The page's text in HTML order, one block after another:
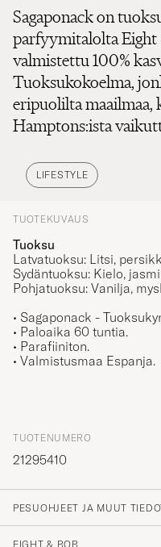
Sagaponack on
parfyymitalolta
valmistettu 100%
Tuoksukokoelma,
eripuolilta maailmaa,
Hamptons:ista
LIFESTYLE
TUOTEKUVAUS
Tuoksu
Latvatuoksu: Litsi,
Sydäntuoksu: Kielo,
Pohjatuoksu: Vanilja,
• Sagaponack -
• Paloaika 60 tuntia.
• Parafiiniton.
• Valmistusmaa Espanja.
TUOTENUMERO
21295410
PESUOHJEET JA MUUT
EIGHT & BOB